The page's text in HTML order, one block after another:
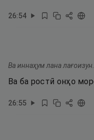
26:54
Ва иннаҳум лана лағоизун.
Ва ба ростӣ онҳо
26:55